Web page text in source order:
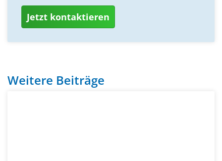
Jetzt kontaktieren
Weitere Beiträge